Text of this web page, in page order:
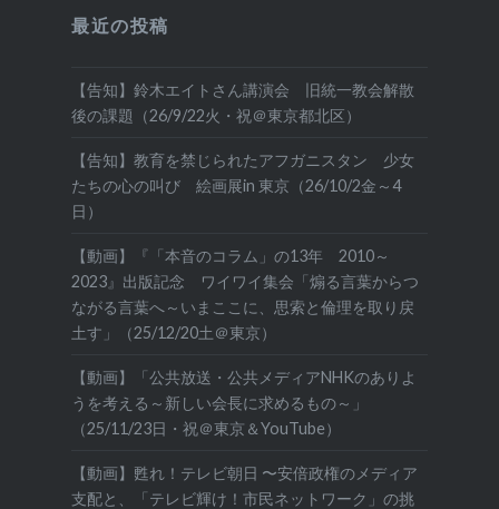
最近の投稿
【告知】鈴木エイトさん講演会 旧統一教会解散
後の課題（26/9/22火・祝＠東京都北区）
【告知】教育を禁じられたアフガニスタン 少女
たちの心の叫び 絵画展in 東京（26/10/2金～4
日）
【動画】『「本音のコラム」の13年 2010～
2023』出版記念 ワイワイ集会「煽る言葉からつ
ながる言葉へ～いまここに、思索と倫理を取り戻
土す」（25/12/20土＠東京）
【動画】「公共放送・公共メディアNHKのありよ
うを考える～新しい会長に求めるもの～」
（25/11/23日・祝＠東京＆YouTube）
【動画】甦れ！テレビ朝日 〜安倍政権のメディア
支配と、「テレビ輝け！市民ネットワーク」の挑